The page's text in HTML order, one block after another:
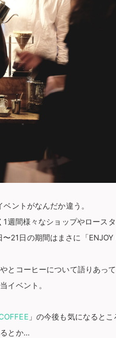
ントがなんだか違う。
週間様々なショップやロース
21日の期間はまさに「ENJOY
とコーヒーについて語りあっ
イベント。
」の今後も気になるとこ
とか…